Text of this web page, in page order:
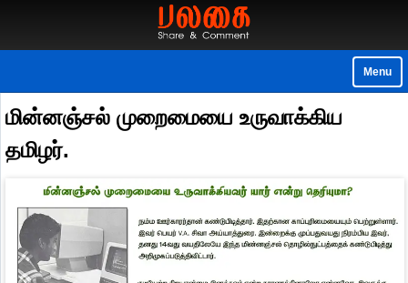
Menu
மின்னஞ்சல் முறைமையை உருவாக்கிய
தமிழர்.